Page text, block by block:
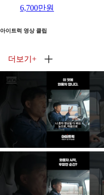
6,700만원
아이트럭 영상 클립
더보기 +